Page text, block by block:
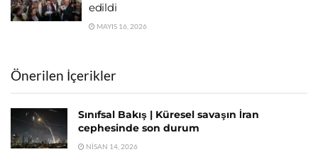
edildi
MAYIS 16, 2026
Önerilen İçerikler
Sınıfsal Bakış | Küresel savaşın İran
cephesinde son durum
NISAN 14, 2026